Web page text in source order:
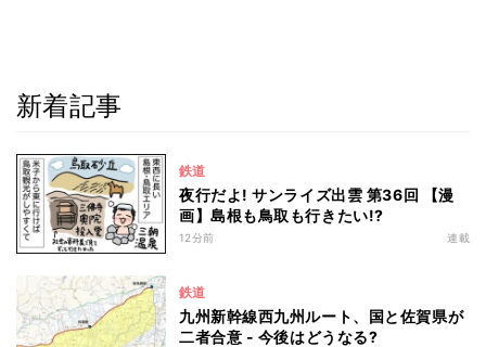
新着記事
鉄道
夜行だよ! サンライズ出雲 第36回 【漫
画】島根も鳥取も行きたい!?
12分前 連載
鉄道
九州新幹線西九州ルート、国と佐賀県が
二者合意 - 今後はどうなる?